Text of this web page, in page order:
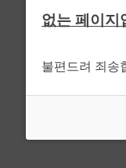
없는 페이지
불편드려 죄송